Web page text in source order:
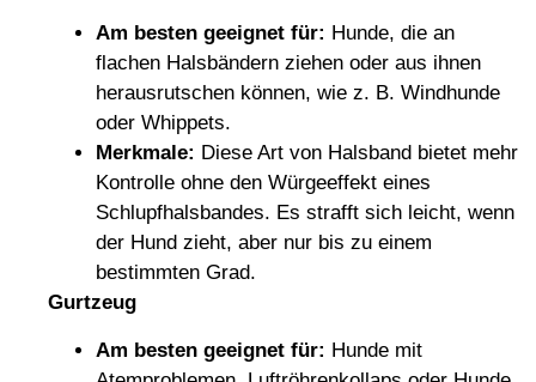
Am besten geeignet für: Hunde, die an
flachen Halsbändern ziehen oder aus ihnen
herausrutschen können, wie z. B. Windhunde
oder Whippets.
Merkmale: Diese Art von Halsband bietet mehr
Kontrolle ohne den Würgeeffekt eines
Schlupfhalsbandes. Es strafft sich leicht, wenn
der Hund zieht, aber nur bis zu einem
bestimmten Grad.
Gurtzeug
Am besten geeignet für: Hunde mit